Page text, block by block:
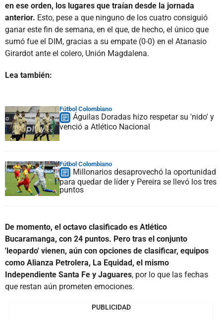
en ese orden, los lugares que traían desde la jornada
anterior. Esto, pese a que ninguno de los cuatro consiguió
ganar este fin de semana, en el que, de hecho, el único que
sumó fue el DIM, gracias a su empate (0-0) en el Atanasio
Girardot ante el colero, Unión Magdalena.
Lea también:
Fútbol Colombiano
Águilas Doradas hizo respetar su 'nido' y
venció a Atlético Nacional
Fútbol Colombiano
Millonarios desaprovechó la oportunidad
para quedar de líder y Pereira se llevó los tres
puntos
De momento, el octavo clasificado es Atlético
Bucaramanga, con 24 puntos. Pero tras el conjunto
'leopardo' vienen, aún con opciones de clasificar, equipos
como Alianza Petrolera, La Equidad, el mismo
Independiente Santa Fe y Jaguares, por lo que las fechas
que restan aún prometen emociones.
PUBLICIDAD